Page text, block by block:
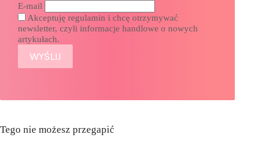
E-mail
Akceptuję regulamin i chcę otrzymywać
newsletter, czyli informacje handlowe o nowych
artykułach.
Tego nie możesz przegapić